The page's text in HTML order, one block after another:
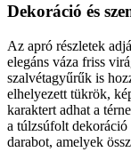
Dekoráció és
Az apró részletek
elegáns váza friss
szalvétagyűrűk is
elhelyezett tükrök,
karaktert adhat a
a túlzsúfolt dekoráció
darabot, amelyek